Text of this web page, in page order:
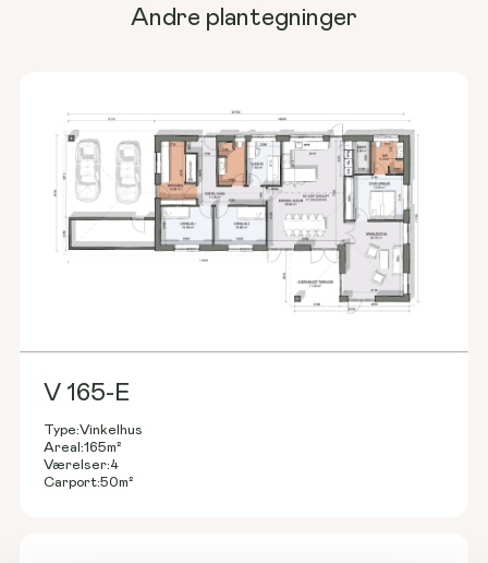
Andre plantegninger
V 165-E
Type:Vinkelhus
Areal:165m²
Værelser:4
Carport:50m²